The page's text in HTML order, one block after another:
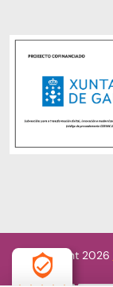
Copyright 2026